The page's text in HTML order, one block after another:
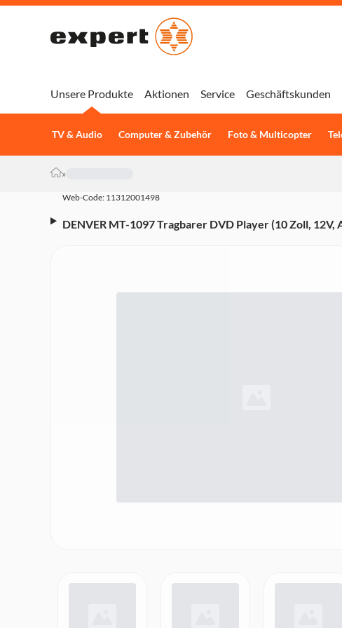
Unsere Produkte
TV & Audio Computer & Zubehör Foto & Multicopter
Aktionen Service Geschäftskunden
»
Web-Code: 11312001498
DENVER MT-1097 Tragbarer DVD Player (10 Zoll, 12V,